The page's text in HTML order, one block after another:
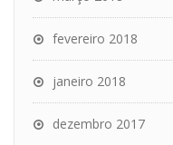
fevereiro 2018
janeiro 2018
dezembro 2017